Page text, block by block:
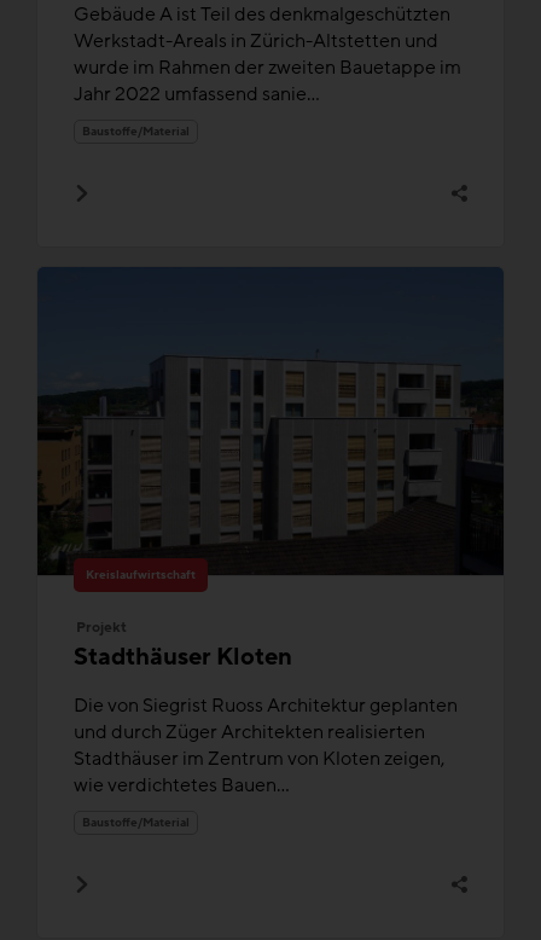
Gebäude A ist Teil des denkmalgeschützten
Werkstadt-Areals in Zürich-Altstetten und
wurde im Rahmen der zweiten Bauetappe im
Jahr 2022 umfassend sanie...
Baustoffe/Material
Kreislaufwirtschaft
Projekt
Stadthäuser Kloten
Die von Siegrist Ruoss Architektur geplanten
und durch Züger Architekten realisierten
Stadthäuser im Zentrum von Kloten zeigen,
wie verdichtetes Bauen...
Baustoffe/Material